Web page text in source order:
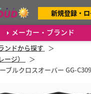
メーカー・ブランド
新規登録・
ンドから探す
ジ）
ブルクロスオーバー GG-